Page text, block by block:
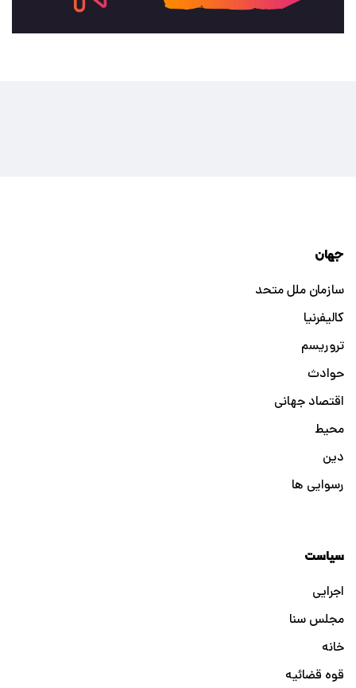
جهان
سازمان ملل متحد
کالیفرنیا
تروریسم
حوادث
اقتصاد جهانی
محیط
دین
رسوایی ها
سیاست
اجرایی
مجلس سنا
خانه
قوه قضائیه